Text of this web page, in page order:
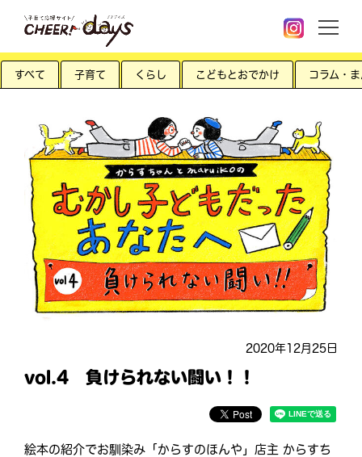
すべて 子育て くらし こどもとおでかけ コラム・
2020年12月25日
vol.4 負けられない闘い！！
絵本の紹介でお馴染み「からすのほんや」店主 からすち